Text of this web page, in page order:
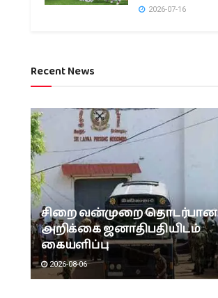
2026-07-16
Recent News
சிறை வன்முறை தொடர்பான
அறிக்கை ஜனாதிபதியிடம்
கையளிப்பு
2026-08-06